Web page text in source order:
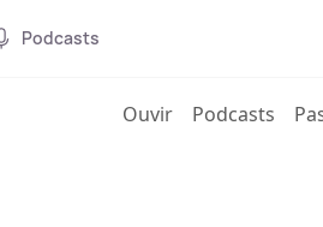
Podcasts
Ouvir(current)
Podcasts